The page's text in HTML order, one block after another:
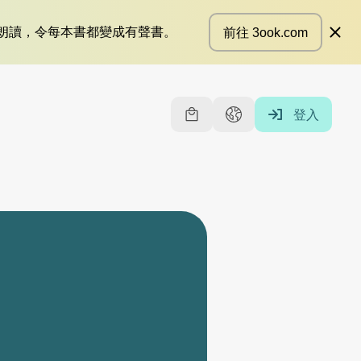
，令每本書都變成有聲書。 前往 3ook.com
登入